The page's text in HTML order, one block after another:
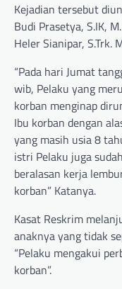
Kejadian tersebut
Budi Prasetya, S.IK,
Heler Sianipar, S.Trk.
“Pada hari Jumat
wib, Pelaku yang
korban menginap
Ibu korban dengan
yang masih usia 8
istri Pelaku juga
beralasan kerja
korban” Katanya.
Kasat Reskrim
anaknya yang tidak
“Pelaku mengakui
korban”.